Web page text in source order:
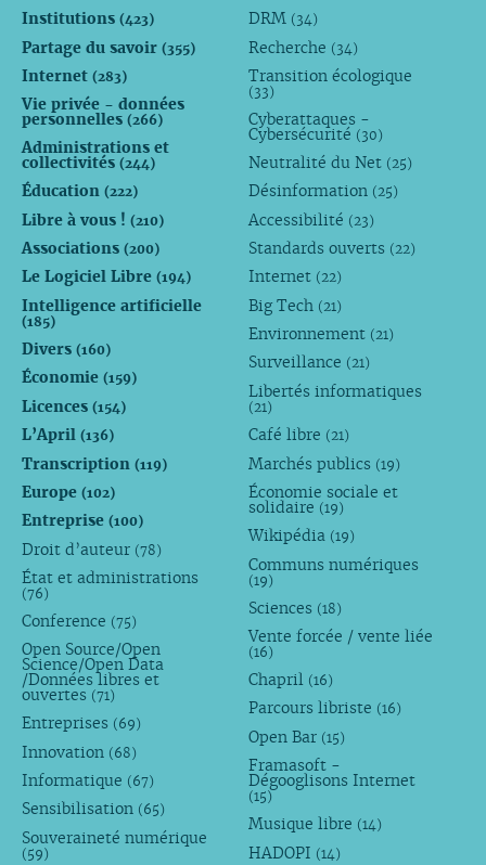
Institutions (423)
Partage du savoir (355)
Internet (283)
Vie privée - données
personnelles (266)
Administrations et
collectivités (244)
Éducation (222)
Libre à vous ! (210)
Associations (200)
Le Logiciel Libre (194)
Intelligence artificielle
(185)
Divers (160)
Économie (159)
Licences (154)
L’April (136)
Transcription (119)
Europe (102)
Entreprise (100)
Droit d’auteur (78)
État et administrations
(76)
Conference (75)
Open Source/Open
Science/Open Data
/Données libres et
ouvertes (71)
Entreprises (69)
Innovation (68)
Informatique (67)
Sensibilisation (65)
Souveraineté numérique
(59)
DRM (34)
Recherche (34)
Transition écologique
(33)
Cyberattaques -
Cybersécurité (30)
Neutralité du Net (25)
Désinformation (25)
Accessibilité (23)
Standards ouverts (22)
Internet (22)
Big Tech (21)
Environnement (21)
Surveillance (21)
Libertés informatiques
(21)
Café libre (21)
Marchés publics (19)
Économie sociale et
solidaire (19)
Wikipédia (19)
Communs numériques
(19)
Sciences (18)
Vente forcée / vente liée
(16)
Chapril (16)
Parcours libriste (16)
Open Bar (15)
Framasoft -
Dégooglisons Internet
(15)
Musique libre (14)
HADOPI (14)